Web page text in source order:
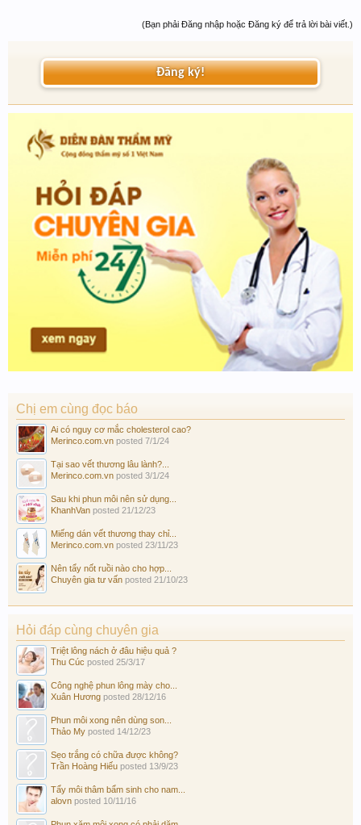
(Bạn phải Đăng nhập hoặc Đăng ký để trả lời bài viết.)
Đăng ký!
Chị em cùng đọc báo
Ai có nguy cơ mắc cholesterol cao?
Merinco.com.vn posted 7/1/24
Tại sao vết thương lâu lành?...
Merinco.com.vn posted 3/1/24
Sau khi phun môi nên sử dụng...
KhanhVan posted 21/12/23
Miếng dán vết thương thay chỉ...
Merinco.com.vn posted 23/11/23
Nên tẩy nốt ruồi nào cho hợp...
Chuyên gia tư vấn posted 21/10/23
Hỏi đáp cùng chuyên gia
Triệt lông nách ở đâu hiệu quả ?
Thu Cúc posted 25/3/17
Công nghệ phun lông mày cho...
Xuân Hương posted 28/12/16
Phun môi xong nên dùng son...
Thảo My posted 14/12/23
Sẹo trắng có chữa được không?
Trần Hoàng Hiếu posted 13/9/23
Tẩy môi thâm bẩm sinh cho nam...
alovn posted 10/11/16